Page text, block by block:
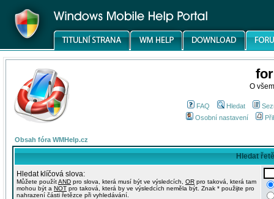
O
FAQ Hledat
Osobní nastavení
Obsah fóra WMHelp.cz
Hledat
Hledat klíčová slova:
Můžete použítAND pro slova, která musí být ve výsledcích, OR pro taková, která tam
mohou být a NOT pro taková, která by ve výsledcích neměla být. Znak * použijte pro
nahrazení části řetězce při vyhledávání.